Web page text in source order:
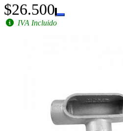
$26.500
IVA Incluido